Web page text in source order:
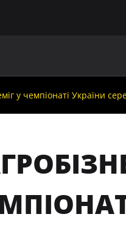
у чемпіонаті України